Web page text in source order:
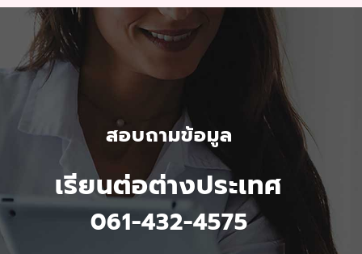
สอบถามข้อมูล
เรียนต่อต่างประเทศ
061-432-4575